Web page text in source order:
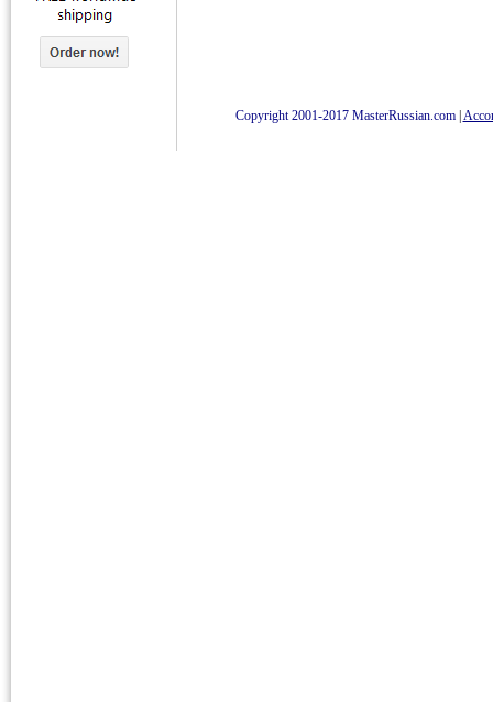
Copyright 2001-2017 MasterRussian.com|